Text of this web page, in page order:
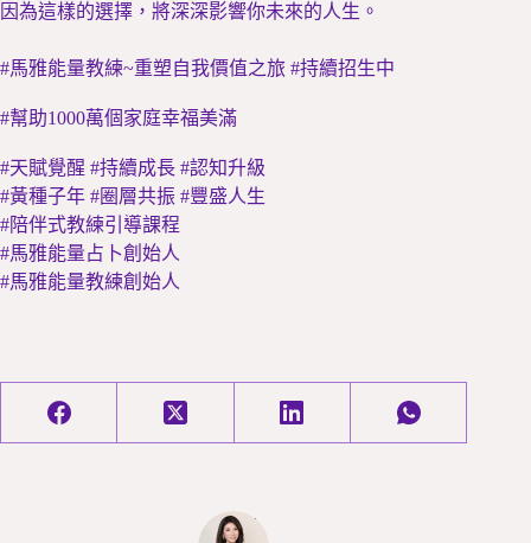
因為這樣的選擇，將深深影響你未來的人生。
#馬雅能量教練~重塑自我價值之旅 #持續招生中
#幫助1000萬個家庭幸福美滿
#天賦覺醒 #持續成長 #認知升級
#黃種子年 #圈層共振 #豐盛人生
#陪伴式教練引導課程
#馬雅能量占卜創始人
#馬雅能量教練創始人